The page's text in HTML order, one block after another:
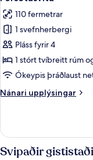
allar
myndir
fyrir
Forsetasvíta
110 fermetrar
1 svefnherbergi
Pláss fyrir 4
1 stórt tvíbreitt rúm
Ókeypis þráðlaust
Nánari upplýsingar
Nánari
Svipaðir